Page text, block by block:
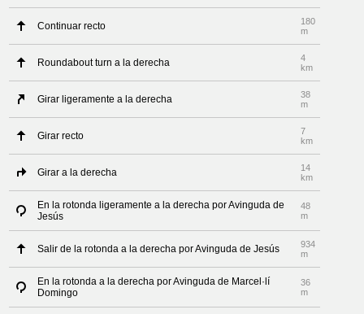
Continuar recto
180
m
Roundabout turn a la derecha
4
km
Girar ligeramente a la derecha
38
m
Girar recto
7
km
Girar a la derecha
14
km
En la rotonda ligeramente a la derecha por Avinguda de
Jesús
48
m
Salir de la rotonda a la derecha por Avinguda de Jesús
934
m
En la rotonda a la derecha por Avinguda de Marcel·lí
Domingo
36
m